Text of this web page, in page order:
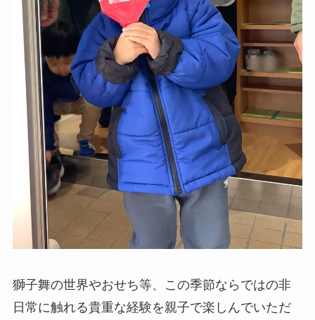
獅子舞の世界やおせち等、この季節ならではの非
日常に触れる貴重な経験を親子で楽しんでいただ